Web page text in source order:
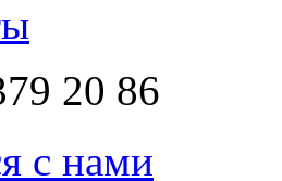
20 86
с нами